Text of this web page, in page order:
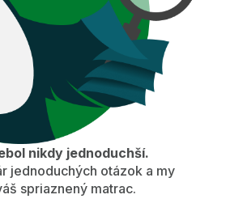
nikdy jednoduchší.
jednoduchých otázok a my
spriaznený matrac.